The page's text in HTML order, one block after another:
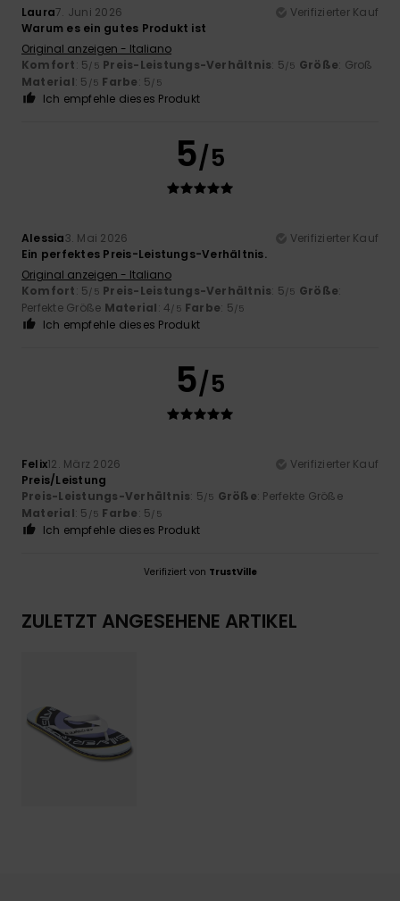
Laura7. Juni 2026
Verifizierter Kauf
Warum es ein gutes Produkt ist
Original anzeigen - Italiano
Komfort: 5/5 Preis-Leistungs-Verhältnis: 5/5 Größe: Groß
Material: 5 /5 Farbe: 5/5
Ich empfehle dieses Produkt
5/5
Alessia3. Mai 2026
Verifizierter Kauf
Ein perfektes Preis-Leistungs-Verhältnis.
Original anzeigen - Italiano
Komfort: 5/5 Preis-Leistungs-Verhältnis: 5/5 Größe:
Perfekte Größe Material: 4/5 Farbe: 5/5
Ich empfehle dieses Produkt
5/5
Felix12. März 2026
Verifizierter Kauf
Preis/Leistung
Preis-Leistungs-Verhältnis: 5/5 Größe: Perfekte Größe
Material: 5 /5 Farbe: 5/5
Ich empfehle dieses Produkt
Verifiziert von TrustVille
ZULETZT ANGESEHENE ARTIKEL